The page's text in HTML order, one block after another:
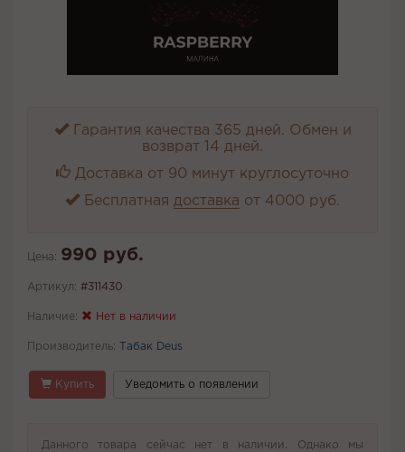
Гарантия качества 365 дней. Обмен и
возврат 14 дней.
Доставка от 90 минут круглосуточно
Бесплатная доставка от 4000 руб.
Цена: 990 руб.
Артикул: #311430
Наличие: Нет в наличии
Производитель: Табак Deus
Купить Уведомить о появлении
Данного товара сейчас нет в наличии. Однако мы